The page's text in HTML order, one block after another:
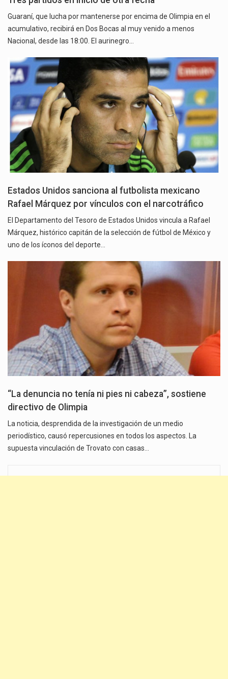
Guaraní, que lucha por mantenerse por encima de Olimpia en el
acumulativo, recibirá en Dos Bocas al muy venido a menos
Nacional, desde las 18:00. El aurinegro…
Estados Unidos sanciona al futbolista mexicano
Rafael Márquez por vínculos con el narcotráfico
El Departamento del Tesoro de Estados Unidos vincula a Rafael
Márquez, histórico capitán de la selección de fútbol de México y
uno de los íconos del deporte…
“La denuncia no tenía ni pies ni cabeza”, sostiene
directivo de Olimpia
La noticia, desprendida de la investigación de un medio
periodístico, causó repercusiones en todos los aspectos. La
supuesta vinculación de Trovato con casas…